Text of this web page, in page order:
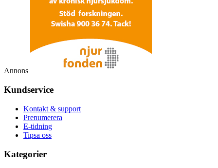
Annons
Kundservice
Kontakt & support
Prenumerera
E-tidning
Tipsa oss
Kategorier